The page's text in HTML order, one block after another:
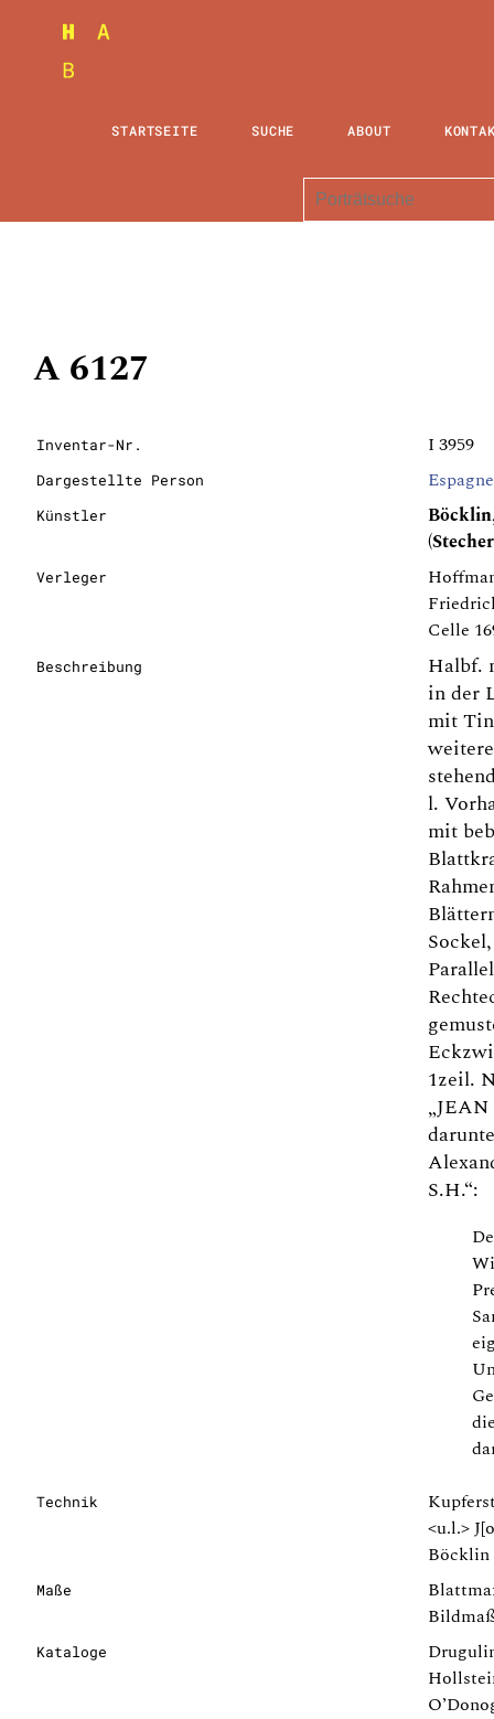
STARTSEITE SUCHE ABOUT
A 6127
Inventar-Nr. I 3959
Dargestellte Person
Künstler
Verleger
Celle
Beschreibung
Halbf.
in der
mit
l.
mit
1zeil.
„JEAN
S.H.“:
Technik
<u.l.>
Böcklin
Maße
Kataloge